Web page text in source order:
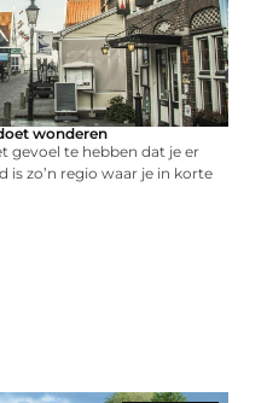
wonderen
gevoel te hebben dat je er
zo’n regio waar je in korte